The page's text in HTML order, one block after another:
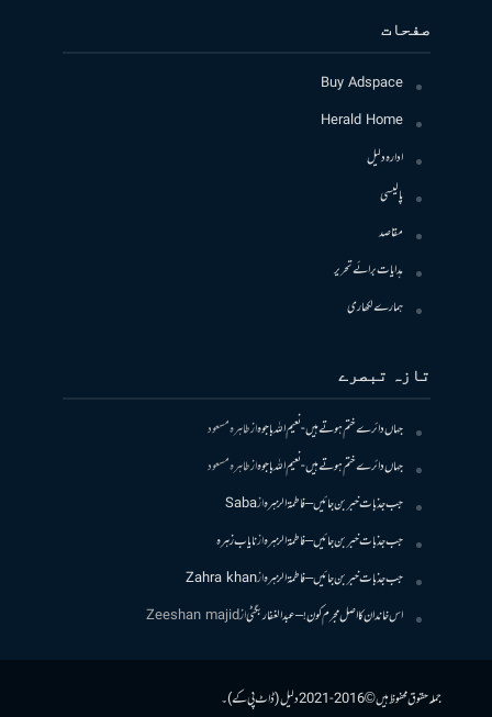
صفحات
Buy Adspace
Herald Home
ادارہ دلیل
پالیسی
مقاصد
ہدایات برائے تحریر
ہمارے لکھاری
تازہ تبصرے
جہاں دائرے ختم ہوتے ہیں- نعیم اللہ باجوہازطاہرہ مسعود
جہاں دائرے ختم ہوتے ہیں- نعیم اللہ باجوہازطاہرہ مسعود
جب جذبات خبر بن جائیں – فاطمۃالزہرہازSaba
جب جذبات خبر بن جائیں – فاطمۃالزہرہازنایاب زہرہ
جب جذبات خبر بن جائیں – فاطمۃالزہرہازZahra khan
اس خاندان کا اصل مجرم کون! – عبدالغفار بگٹیازZeeshan majid
جملہ حقوق محفوظ ہیں © 2016-2021 دلیل (ڈاٹ پی کے)۔